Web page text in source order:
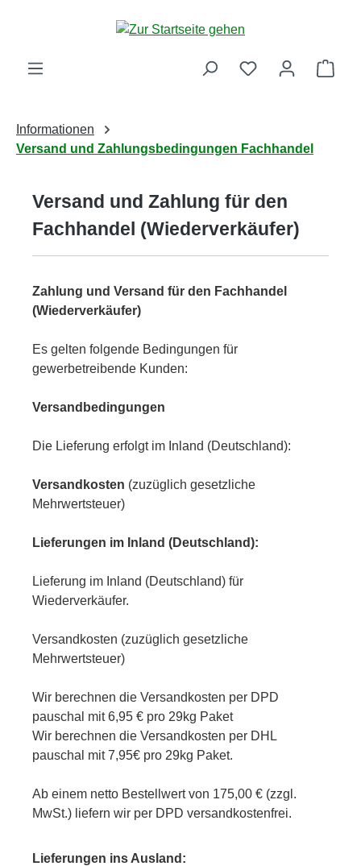
Zum Hauptinhalt springen
Informationen
Versand und Zahlungsbedingungen Fachhandel
Versand und Zahlung für den
Fachhandel (Wiederverkäufer)
Zahlung und Versand für den Fachhandel
(Wiederverkäufer)
Es gelten folgende Bedingungen für
gewerbetreibende Kunden:
Versandbedingungen
Die Lieferung erfolgt im Inland (Deutschland):
Versandkosten (zuzüglich gesetzliche
Mehrwertsteuer)
Lieferungen im Inland (Deutschland):
Lieferung im Inland (Deutschland) für
Wiederverkäufer.
Versandkosten (zuzüglich gesetzliche
Mehrwertsteuer)
Wir berechnen die Versandkosten per DPD
pauschal mit 6,95 € pro 29kg Paket
Wir berechnen die Versandkosten per DHL
pauschal mit 7,95€ pro 29kg Paket.
Ab einem netto Bestellwert von 175,00 € (zzgl.
MwSt.) liefern wir per DPD versandkostenfrei.
Lieferungen ins Ausland: